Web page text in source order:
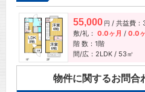
55,000 円 / 共益費：
敷/礼： 0.0ヶ月 / 0.0
階 数：1階
間/広：2LDK / 53㎡
物件に関するお問合